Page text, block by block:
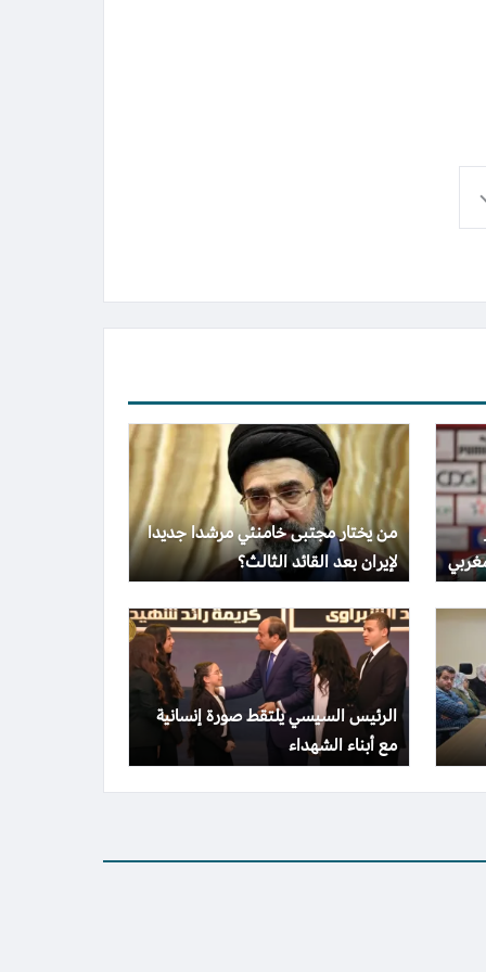
من يختار مجتبى خامنئي مرشدا جديدا
لإيران بعد القائد الثالث؟
الرئيس السيسي يلتقط صورة إنسانية
مع أبناء الشهداء